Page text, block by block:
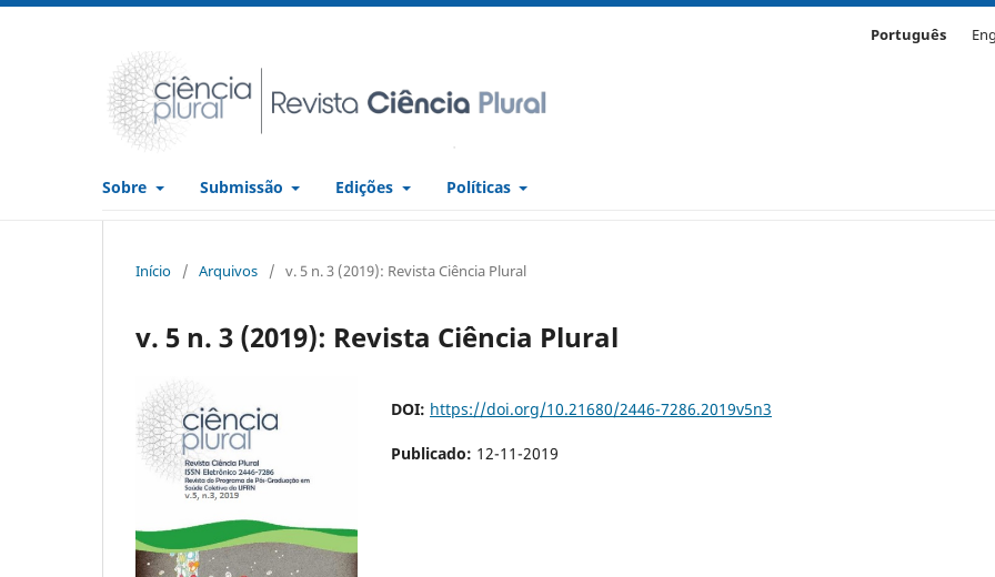
Sobre Submissão Edições Políticas
Português
Início / Arquivos / v. 5 n. 3 (2019): Revista Ciência Plural
v. 5 n. 3 (2019): Revista Ciência Plural
DOI: https://doi.org/10.21680/2446-7286.2019v5n3
Publicado: 12-11-2019